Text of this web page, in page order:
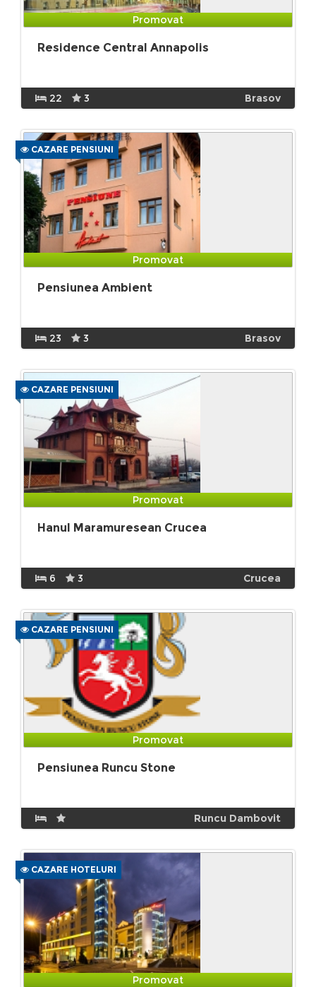
Promovat
Residence Central Annapolis
22 3 Brasov
CAZARE PENSIUNI
Promovat
Pensiunea Ambient
23 3 Brasov
CAZARE PENSIUNI
Promovat
Hanul Maramuresean Crucea
6 3 Crucea
CAZARE PENSIUNI
Promovat
Pensiunea Runcu Stone
Runcu Dambovit
CAZARE HOTELURI
Promovat